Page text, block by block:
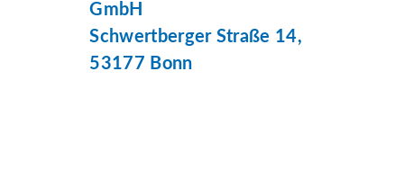
GmbH
Schwertberger Straße 14,
53177 Bonn